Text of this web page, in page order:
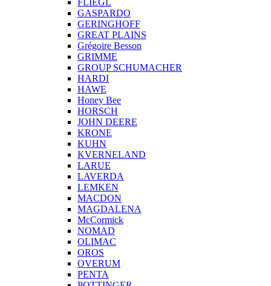
FLIEGL
GASPARDO
GERINGHOFF
GREAT PLAINS
Grégoire Besson
GRIMME
GROUP SCHUMACHER
HARDI
HAWE
Honey Bee
HORSCH
JOHN DEERE
KRONE
KUHN
KVERNELAND
LARUE
LAVERDA
LEMKEN
MACDON
MAGDALENA
McCormick
NOMAD
OLIMAC
OROS
OVERUM
PENTA